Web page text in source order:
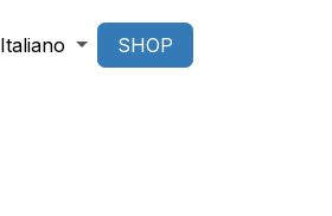
Italiano SHOP